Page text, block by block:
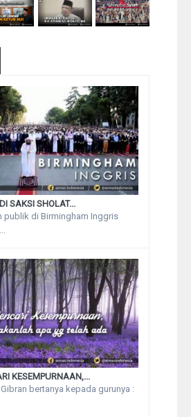
SAKSI SHOLAT...
publik di Birmingham Inggris
KESEMPURNAAN,...
bertanya kepada gurunya :